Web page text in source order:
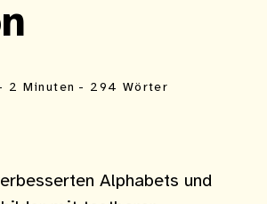
2 Minuten - 294 Wörter
Alphabets und